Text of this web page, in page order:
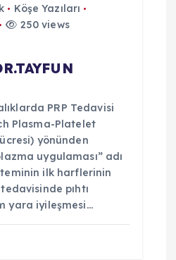
Köşe Yazıları
250 views
PRP Tedavisi
Plasma-Platelet
yönünden
uygulaması” adı
ilk harflerinin
tedavisinde pıhtı
yara iyileşmesi…